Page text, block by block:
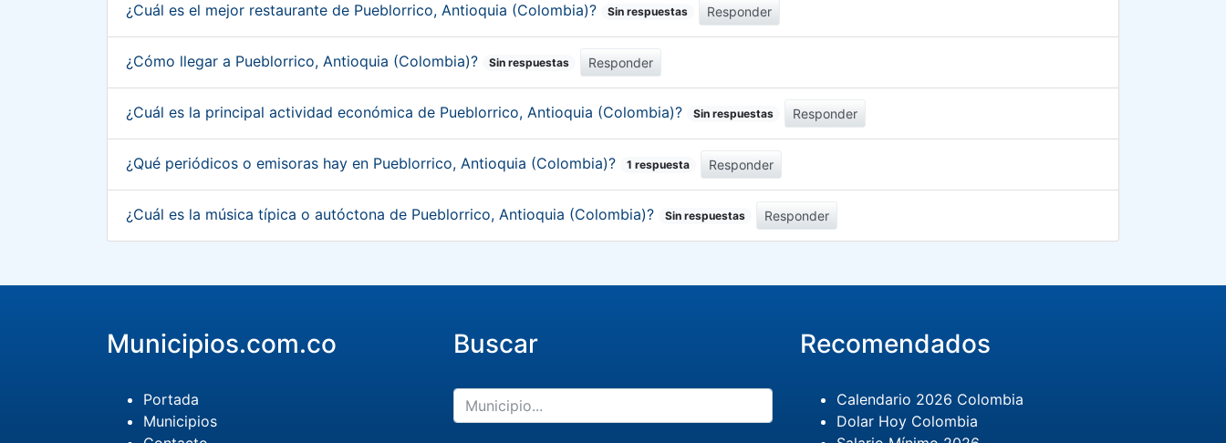
¿Cuál es el mejor restaurante de Pueblorrico, Antioquia (Colombia)? Sin respuestas Responder
¿Cómo llegar a Pueblorrico, Antioquia (Colombia)? Sin respuestas Responder
¿Cuál es la principal actividad económica de Pueblorrico, Antioquia (Colombia)? Sin respuestas Responder
¿Qué periódicos o emisoras hay en Pueblorrico, Antioquia (Colombia)? 1 respuesta Responder
¿Cuál es la música típica o autóctona de Pueblorrico, Antioquia (Colombia)? Sin respuestas Responder
Municipios.com.co
Portada
Municipios
Buscar Recomendados
Calendario 2026 Colombia
Dolar Hoy Colombia